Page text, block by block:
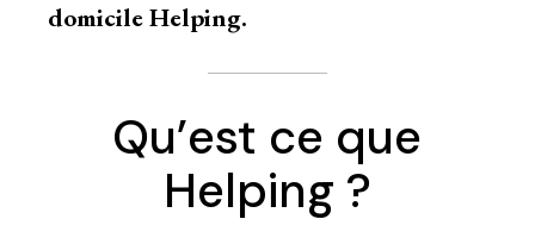
domicile Helping.
Qu’est ce que
Helping ?